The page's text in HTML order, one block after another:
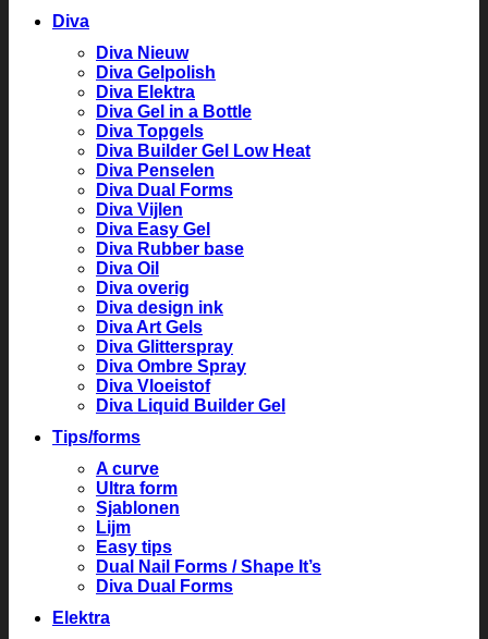
Diva
Diva Nieuw
Diva Gelpolish
Diva Elektra
Diva Gel in a Bottle
Diva Topgels
Diva Builder Gel Low Heat
Diva Penselen
Diva Dual Forms
Diva Vijlen
Diva Easy Gel
Diva Rubber base
Diva Oil
Diva overig
Diva design ink
Diva Art Gels
Diva Glitterspray
Diva Ombre Spray
Diva Vloeistof
Diva Liquid Builder Gel
Tips/forms
A curve
Ultra form
Sjablonen
Lijm
Easy tips
Dual Nail Forms / Shape It’s
Diva Dual Forms
Elektra